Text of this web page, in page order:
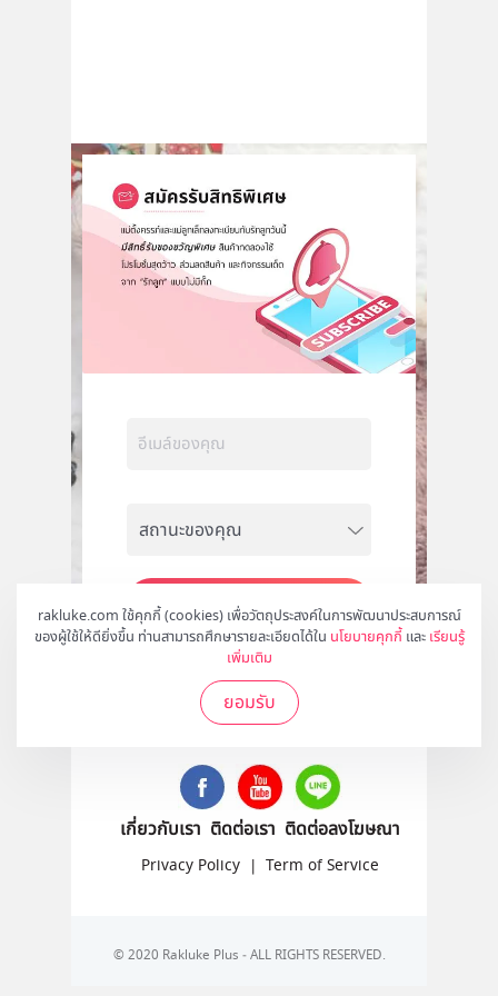
rakluke.com ใช้คุกกี้ (cookies) เพื่อวัตถุประสงค์ในการพัฒนาประสบการณ์
ของผู้ใช้ให้ดียิ่งขึ้น ท่านสามารถศึกษารายละเอียดได้ใน นโยบายคุกกี้ และ เรียนรู้
เพิ่มเติม
ยอมรับ
สมัคร
ติดตามเราได้ที่
เกี่ยวกับเรา ติดต่อเรา ติดต่อลงโฆษณา
Privacy Policy | Term of Service
© 2020 Rakluke Plus - ALL RIGHTS RESERVED.